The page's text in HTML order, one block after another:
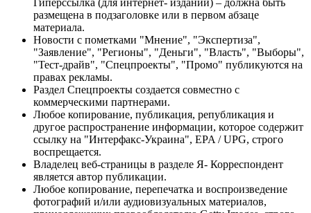
размещена в подзаголовке или в первом абзаце
материала.
Новости с пометками "Мнение", "Экспертиза",
"Заявление", "Регионы", "Деньги", "Власть", "Выборы",
"Тест-драйв", "Спецпроекты", "Промо" публикуются на
правах рекламы.
Раздел Спецпроекты создается совместно с
коммерческими партнерами.
Любое копирование, публикация, републикация и
другое распространение информации, которое содержит
ссылку на "Интерфакс-Украина", EPA / UPG, строго
воспрещается.
Владелец веб-страницы в разделе Я- Корреспондент
является автор публикации.
Любое копирование, перепечатка и воспроизведение
фотографий и/или аудиовизуальных материалов,